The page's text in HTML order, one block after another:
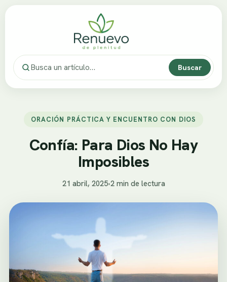
Buscar
ORACIÓN PRÁCTICA Y ENCUENTRO CON DIOS
Confía: Para Dios No Hay
Imposibles
21 abril, 2025•2 min de lectura